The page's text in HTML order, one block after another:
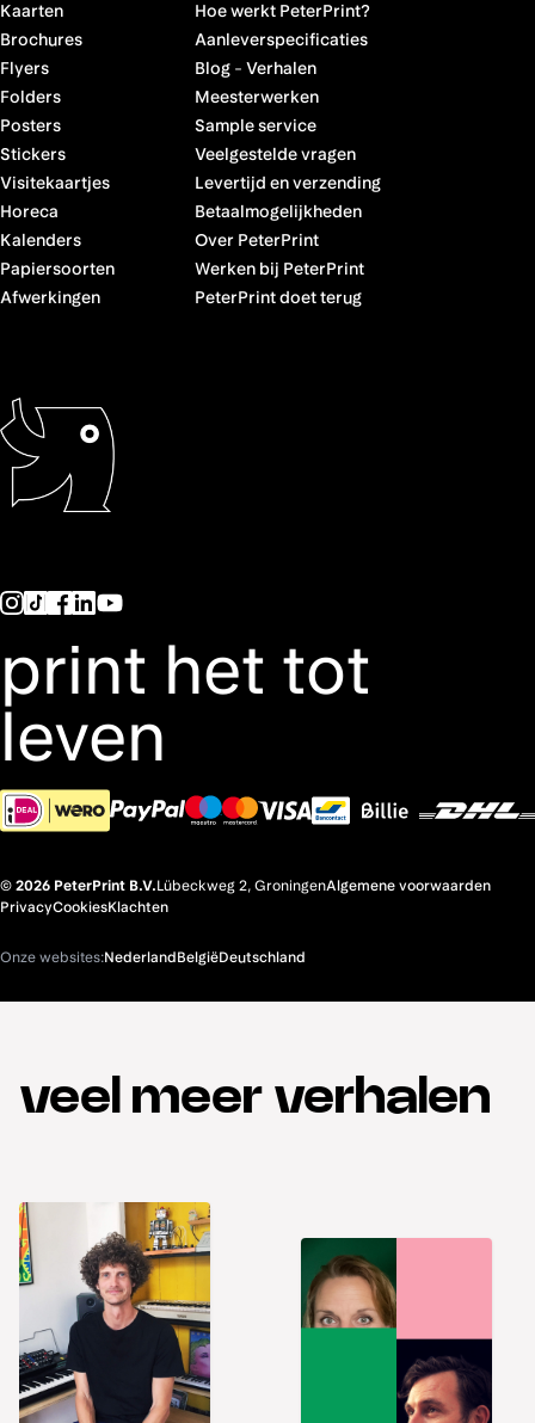
Kaarten
Brochures
Flyers
Folders
Posters
Stickers
Visitekaartjes
Horeca
Kalenders
Papiersoorten
Afwerkingen
Hoe werkt PeterPrint?
Aanleverspecificaties
Blog- Verhalen
Meesterwerken
Sample service
Veelgestelde vragen
Levertijd en verzending
Betaalmogelijkheden
Over PeterPrint
Werken bij PeterPrint
PeterPrint doet terug
print het tot
leven
© 2026 PeterPrint B.V.Lübeckweg 2, GroningenAlgemene voorwaarden
PrivacyCookiesKlachten
Onze websites:NederlandBelgiëDeutschland
veel meer verhalen